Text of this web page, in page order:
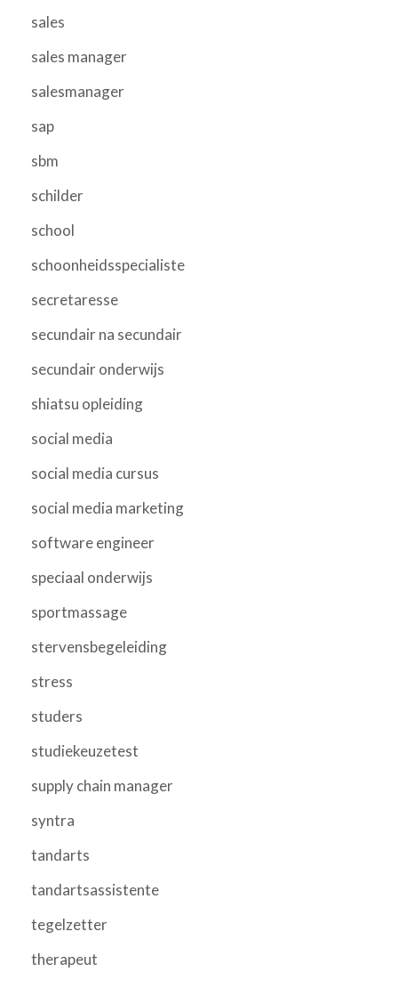
sales
sales manager
salesmanager
sap
sbm
schilder
school
schoonheidsspecialiste
secretaresse
secundair na secundair
secundair onderwijs
shiatsu opleiding
social media
social media cursus
social media marketing
software engineer
speciaal onderwijs
sportmassage
stervensbegeleiding
stress
studers
studiekeuzetest
supply chain manager
syntra
tandarts
tandartsassistente
tegelzetter
therapeut